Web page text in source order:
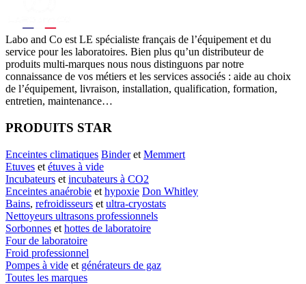
Labo and Co est LE spécialiste français de l’équipement et du
service pour les laboratoires. Bien plus qu’un distributeur de
produits multi-marques nous nous distinguons par notre
connaissance de vos métiers et les services associés : aide au choix
de l’équipement, livraison, installation, qualification, formation,
entretien, maintenance…
PRODUITS STAR
Enceintes climatiques Binderet Memmert
Etuves et étuves à vide
Incubateurs et incubateurs à CO2
Enceintes anaérobie et hypoxie Don Whitley
Bains, refroidisseurs et ultra-cryostats
Nettoyeurs ultrasons professionnels
Sorbonnes et hottes de laboratoire
Four de laboratoire
Froid professionnel
Pompes à vide et générateurs de gaz
Toutes les marques